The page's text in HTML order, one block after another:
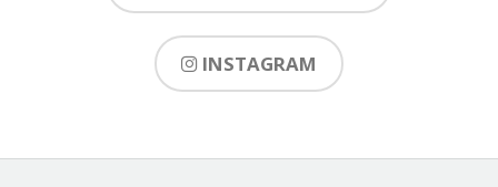
INSTAGRAM